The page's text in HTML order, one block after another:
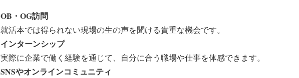
OB・OG訪問
就活本では得られない現場の生の声を聞ける貴重な機会です。
インターンシップ
実際に企業で働く経験を通じて、自分に合う職場や仕事を体感できます。
SNSやオンラインコミュニティ